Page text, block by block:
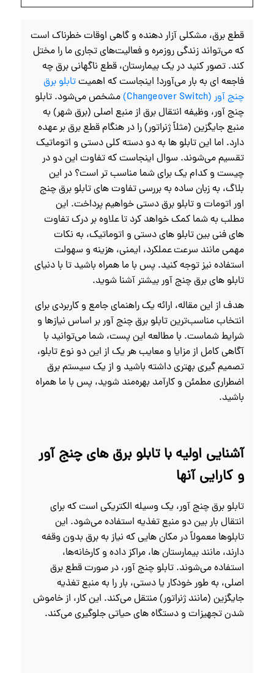
قطع برق، مشکلی آزار دهنده و گاهی اوقات خطرناک است
که می‌تواند زندگی روزمره و فعالیت‌های تجاری ما را مختل
کند. تصور کنید در یک بیمارستان، قطع ناگهانی برق چه
فاجعه‌ ای به بار می‌آورد! اینجاست که اهمیتتابلو برق
چنج آور (Changeover Switch)
مشخص می‌شود. تابلو
چنج آور، وظیفه انتقال برق از منبع اصلی (برق شهر) به
منبع جایگزین (مثلاً ژنراتور) را در هنگام قطع برق بر عهده
دارد. اما این تابلو ها به دو دسته کلی دستی و اتوماتیک
تقسیم می‌شوند. سوال اینجاست که تفاوت این دو در
چیست و کدام یک برای شما مناسب‌ تر است؟ در این
بلاگ، به زبان ساده به بررسی تفاوت‌ های تابلو برق چنج
اور اتومات و تابلو برق دستی خواهیم پرداخت. این
مطلب به شما کمک خواهد کرد تا علاوه بر درک تفاوت‌
های فنی بین تابلو های دستی و اتوماتیک، به نکات
مهمی مانند سرعت عملکرد، ایمنی، هزینه و سهولت
استفاده نیز توجه کنید. پس با ما همراه باشید تا با دنیای
تابلو های برق چنج آور بیشتر آشنا شوید.
هدف از این مقاله، ارائه یک راهنمای جامع و کاربردی برای
انتخاب مناسب‌ترین تابلو برق چنج آور بر اساس نیازها و
شرایط شماست. با مطالعه این پست، شما می‌توانید با
آگاهی کامل از مزایا و معایب هر یک از این دو نوع تابلو،
تصمیم‌ گیری بهتری داشته باشید و از یک سیستم برق
اضطراری مطمئن و کارآمد بهره‌مند شوید، پس با ما همراه
باشید.
آشنایی اولیه با تابلو برق های چنج آور
و کارایی آنها
تابلو برق چنج آور، یک وسیله الکتریکی است که برای
انتقال بار بین دو منبع تغذیه استفاده می‌شود. این
تابلوها معمولاً در مکان‌ هایی که نیاز به برق بدون وقفه
دارند، مانند بیمارستان‌ ها، مراکز داده و کارخانه‌ها،
استفاده می‌شوند. تابلو چنج آور، در صورت قطع برق
اصلی، به طور خودکار یا دستی، بار را به منبع تغذیه
جایگزین (مانند ژنراتور) منتقل می‌کند. این کار، از خاموش
شدن تجهیزات و دستگاه‌ های حیاتی جلوگیری می‌کند.